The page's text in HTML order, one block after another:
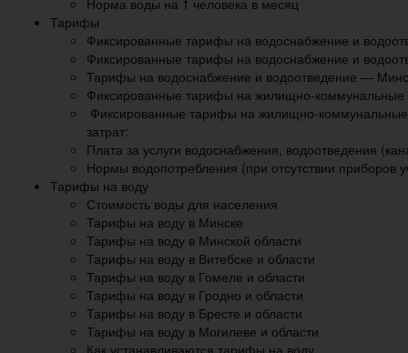
Тарифы
Фиксированные тарифы на водоснабжение и
Фиксированные тарифы на водоснабжение и
Тарифы на водоснабжение и водоотведение —
Фиксированные тарифы на жилищно-коммунальные
Фиксированные тарифы на жилищно-
затрат:
Плата за услуги водоснабжения, водоотведения
Нормы водопотребления (при отсутствии приборов
Тарифы на воду
Стоимость воды для населения
Тарифы на воду в Минске
Тарифы на воду в Минской области
Тарифы на воду в Витебске и области
Тарифы на воду в Гомеле и области
Тарифы на воду в Гродно и области
Тарифы на воду в Бресте и области
Тарифы на воду в Могилеве и области
Как устанавливаются тарифы на воду